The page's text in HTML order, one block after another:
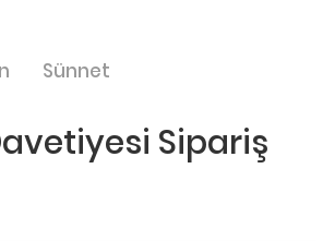
Sünnet
Sipariş